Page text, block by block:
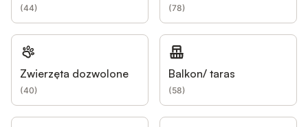
(44) (78)
Zwierzęta dozwolone
(40)
Balkon/ taras
(58)